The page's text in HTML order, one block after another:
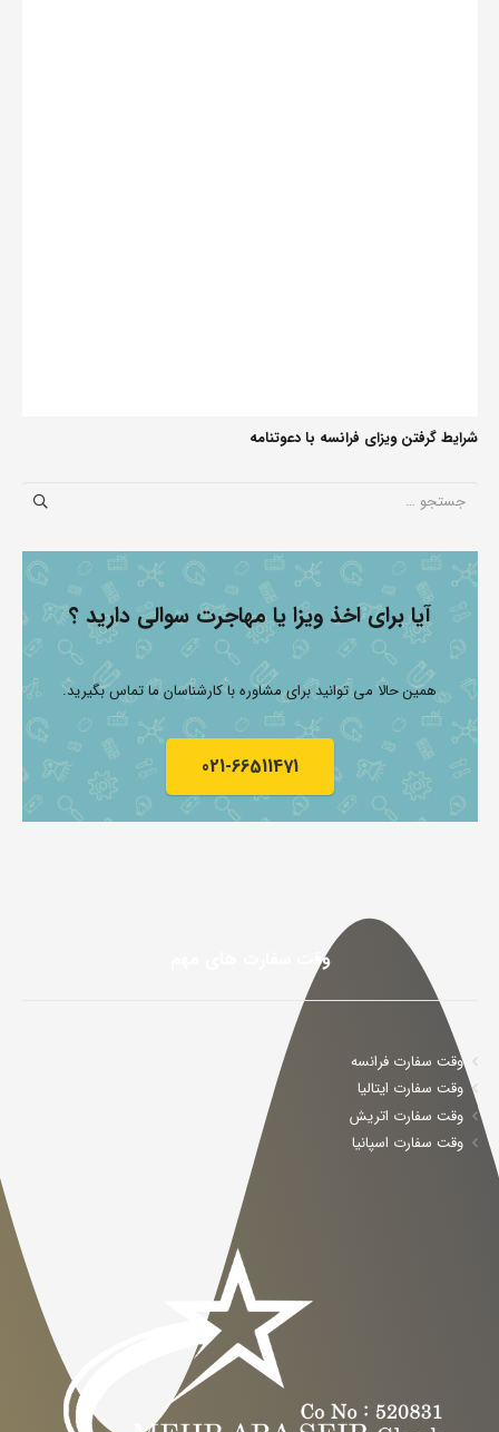
شرایط گرفتن ویزای فرانسه با دعوتنامه
جستجو
آیا برای اخذ ویزا یا مهاجرت سوالی دارید ؟
همین حالا می توانید برای مشاوره با کارشناسان ما تماس بگیرید.
021-66511471
وقت سفارت های مهم
وقت سفارت فرانسه
وقت سفارت ایتالیا
وقت سفارت اتریش
وقت سفارت اسپانیا